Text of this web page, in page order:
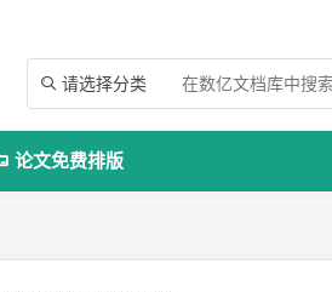
 请选择分类
论文免费排版